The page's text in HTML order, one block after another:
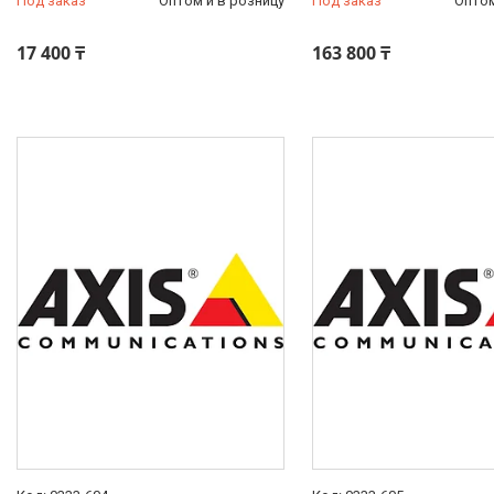
17 400 ₸ 163 800 ₸